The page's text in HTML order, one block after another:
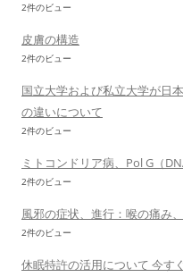
2件のビュー
皮膚の構造
2件のビュー
国立大学および私立大学が日
の違いについて
2件のビュー
ミトコンドリア病、Pol G（
2件のビュー
風邪の症状、進行：喉の痛み
2件のビュー
休眠特許の活用について 今す